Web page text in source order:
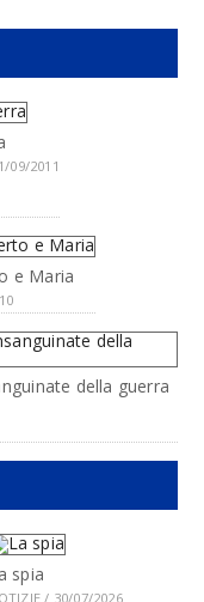
09/2011
e Maria
della guerra
spia
/ 30/07/2026